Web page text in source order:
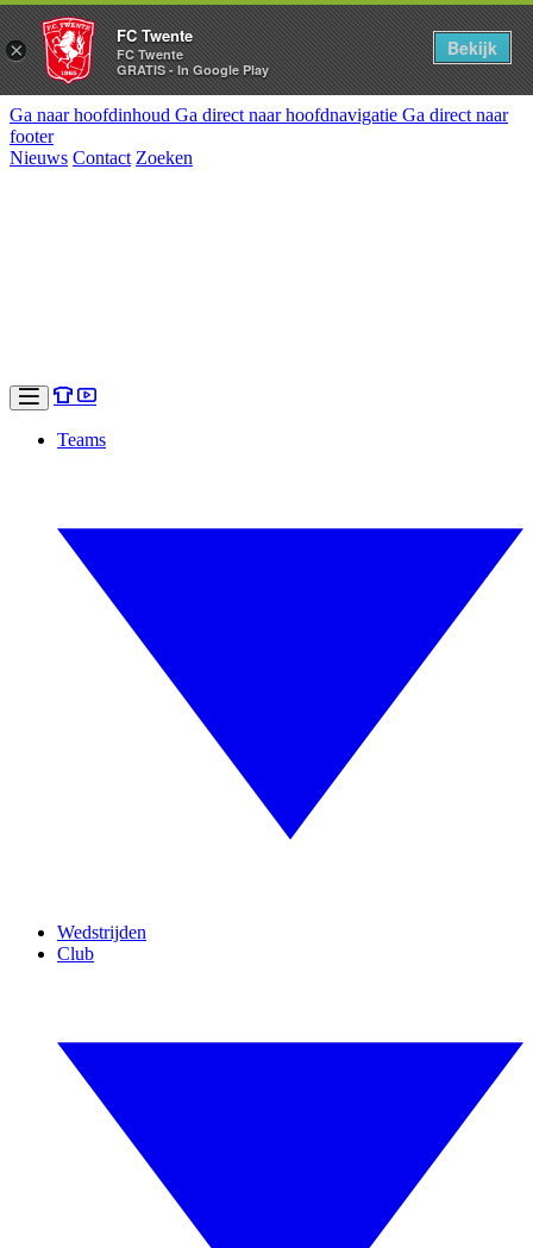
Ga naar hoofdinhoud Ga direct naar hoofdnavigatie Ga direct naar
footer
Nieuws Contact Zoeken
Teams
Wedstrijden
Club
×
FC Twente
FC Twente
GRATIS - In Google Play
Bekijk